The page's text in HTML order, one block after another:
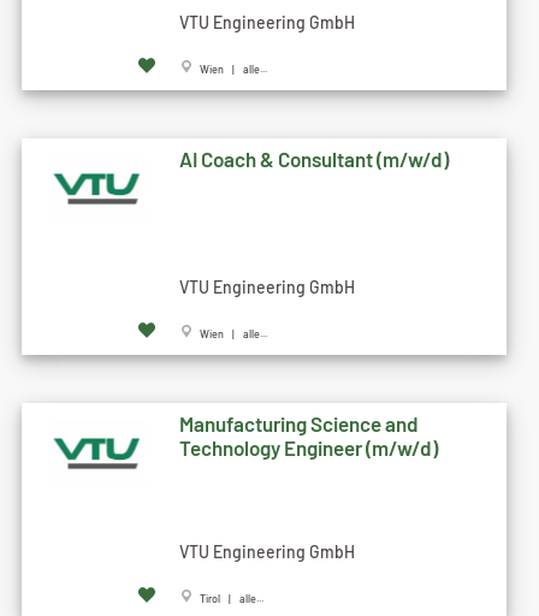
VTU Engineering GmbH
Wien | alle...
AI Coach & Consultant (m/w/d)
VTU Engineering GmbH
Wien | alle...
Manufacturing Science and
Technology Engineer (m/w/d)
VTU Engineering GmbH
Tirol | alle...